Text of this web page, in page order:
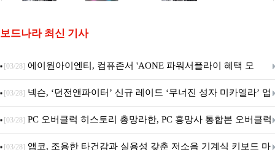
보드나라 최신 기사
[03/28] 에이원아이엔티, 컴퓨존서 'AONE 파워서플라이 혜택 모
음.ZIP' 이벤트 진행
[03/28] 넥슨, ‘던전앤파이터’ 신규 레이드 ‘무너진 성자 미카엘라’ 업
데이트!
[03/28] PC 오버클럭 히스토리 총망라한, PC 흥망사 통합본 오버클럭
특집(1-4편)
[03/28] 앱코, 조용한 타건감과 실용성 갖춘 저소음 기계식 키보드 마